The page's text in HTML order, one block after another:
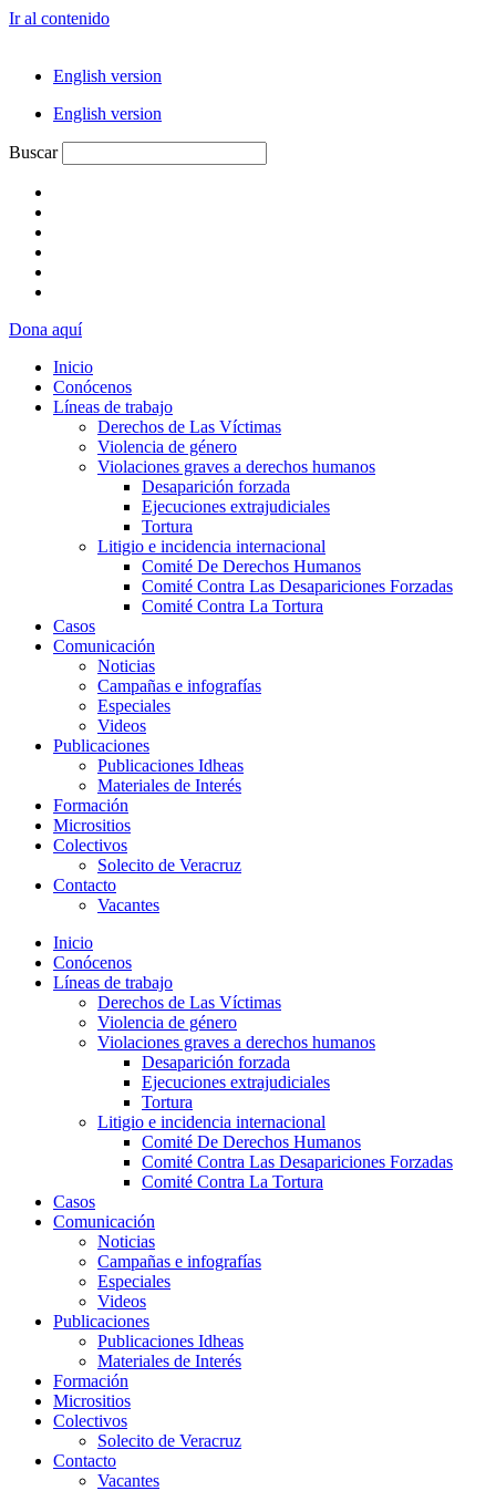
Ir al contenido
English version
English version
Buscar
Dona aquí
Inicio
Conócenos
Líneas de trabajo
Derechos de Las Víctimas
Violencia de género
Violaciones graves a derechos humanos
Desaparición forzada​
Ejecuciones extrajudiciales
Tortura
Litigio e incidencia internacional
Comité De Derechos Humanos​
Comité Contra Las Desapariciones Forzadas
Comité Contra La Tortura​
Casos
Comunicación
Noticias
Campañas e infografías
Especiales
Videos
Publicaciones
Publicaciones Idheas
Materiales de Interés
Formación
Micrositios
Colectivos
Solecito de Veracruz
Contacto
Vacantes
Inicio
Conócenos
Líneas de trabajo
Derechos de Las Víctimas
Violencia de género
Violaciones graves a derechos humanos
Desaparición forzada​
Ejecuciones extrajudiciales
Tortura
Litigio e incidencia internacional
Comité De Derechos Humanos​
Comité Contra Las Desapariciones Forzadas
Comité Contra La Tortura​
Casos
Comunicación
Noticias
Campañas e infografías
Especiales
Videos
Publicaciones
Publicaciones Idheas
Materiales de Interés
Formación
Micrositios
Colectivos
Solecito de Veracruz
Contacto
Vacantes